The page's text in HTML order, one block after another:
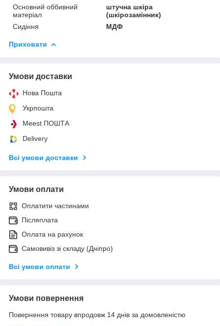
Основний оббивний
матеріал
штучна шкіра
(шкірозамінник)
Сидіння
МДФ
Приховати
Умови доставки
Нова Пошта
Укрпошта
Meest ПОШТА
Delivery
Всі умови доставки
Умови оплати
Оплатити частинами
Післяплата
Оплата на рахунок
Самовивіз зі складу (Дніпро)
Всі умови оплати
Умови повернення
Повернення товару впродовж 14 днів за домовленістю